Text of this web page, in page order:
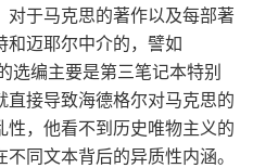
于马克思的著作以及每部著
迈耶尔中介的，譬如
选编主要是第三笔记本特别
接导致海德格尔对马克思的
，他看不到历史唯物主义的
同文本背后的异质性内涵。